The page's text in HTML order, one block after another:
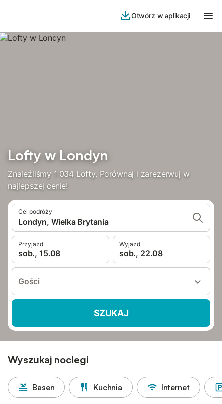
Otwórz w aplikacji
Lofty w Londyn
Znaleźliśmy 1 034 Lofty. Porównaj i zarezerwuj w
najlepszej cenie!
Cel podróży
Londyn, Wielka Brytania
Przyjazd
sob., 15.08
Wyjazd
sob., 22.08
Gości
SZUKAJ
Wyszukaj noclegi
Basen Kuchnia Internet